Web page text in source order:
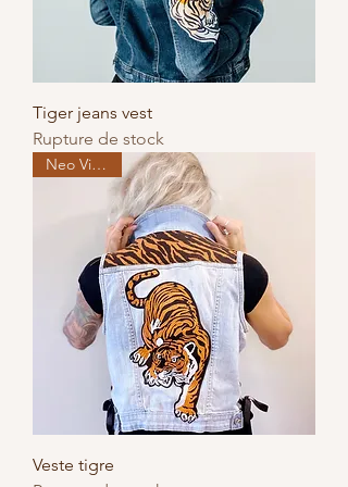
Tiger jeans vest
Rupture de stock
Neo Vintage
Veste tigre